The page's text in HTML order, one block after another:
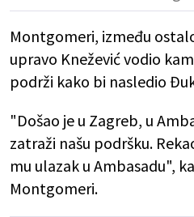
Montgomeri, između
upravo Knežević vodio
podrži kako bi nasledio
"Došao je u Zagreb, u
zatraži našu podršku.
mu ulazak u Ambasadu",
Montgomeri.